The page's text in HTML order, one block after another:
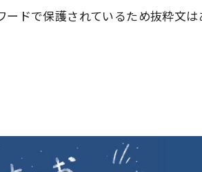
ードで保護されているため抜粋文は